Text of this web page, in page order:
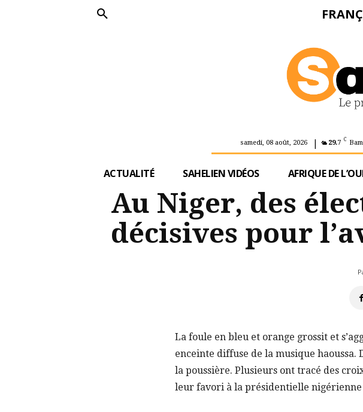
samedi, 08 août, 2026 | 29.7 C
ACTUALITÉ SAHELIEN VIDÉOS AFRIQUE DE
Au Niger, des
décisives pour
La foule en bleu et orange grossit et
enceinte diffuse de la musique haoussa.
la poussière. Plusieurs ont tracé des
leur favori à la présidentielle nigérienne